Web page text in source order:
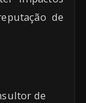
de
de